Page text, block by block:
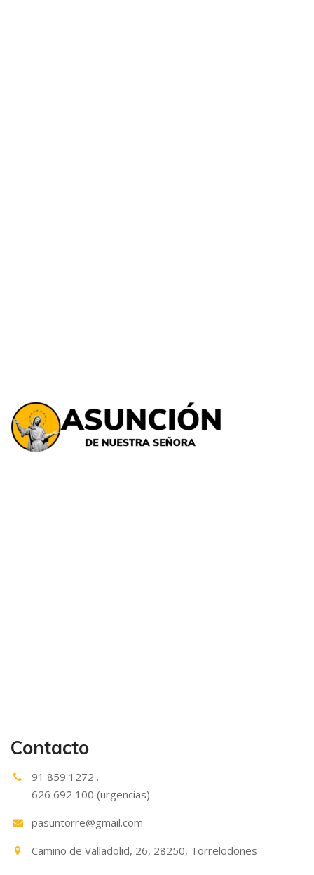
Contacto
91 859 1272 .
626 692 100 (urgencias)
pasuntorre@gmail.com
Camino de Valladolid, 26, 28250, Torrelodones